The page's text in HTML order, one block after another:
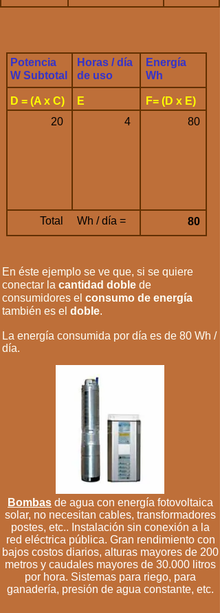
4
Wh / día =
80
80
20
Total
En éste ejemplo se ve que, si se quiere
conectar la cantidad doble de
consumidores el consumo de energía
también es el doble.
La energía consumida por día es de 80 Wh /
día.
Potencia
W Subtotal
D = (A x C)
Horas / día
de uso
E
Energía
Wh
F= (D x E)
Bombas de agua con energía fotovoltaica
solar, no necesitan cables, transformadores
postes, etc.. Instalación sin conexión a la
red eléctrica pública. Gran rendimiento con
bajos costos diarios, alturas mayores de 200
metros y caudales mayores de 30.000 litros
por hora. Sistemas para riego, para
ganadería, presión de agua constante, etc.